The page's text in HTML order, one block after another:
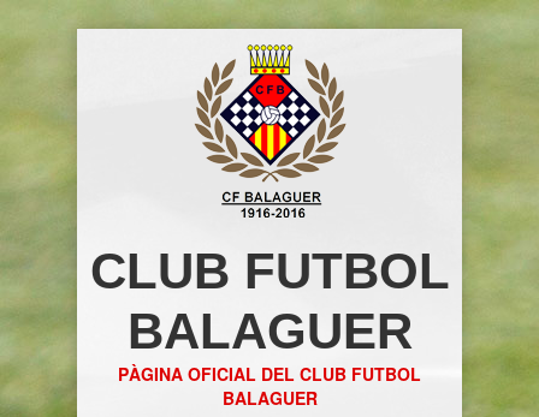
CLUB FUTBOL
BALAGUER
PÀGINA OFICIAL DEL CLUB FUTBOL
BALAGUER